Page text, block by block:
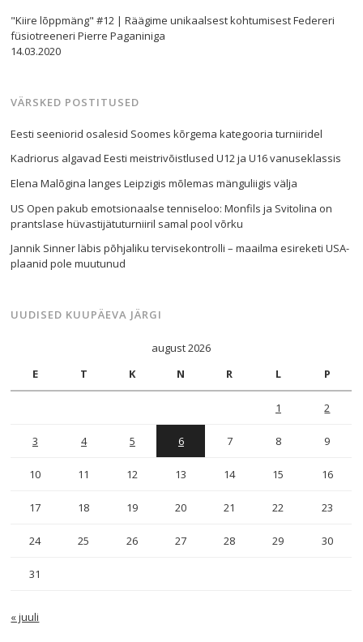
"Kiire lõppmäng" #12 | Räägime unikaalsest kohtumisest Federeri
füsiotreeneri Pierre Paganiniga
14.03.2020
VÄRSKED POSTITUSED
Eesti seeniorid osalesid Soomes kõrgema kategooria turniiridel
Kadriorus algavad Eesti meistrivõistlused U12 ja U16 vanuseklassis
Elena Malõgina langes Leipzigis mõlemas mänguliigis välja
US Open pakub emotsionaalse tenniseloo: Monfils ja Svitolina on
prantslase hüvastijätuturniiril samal pool võrku
Jannik Sinner läbis põhjaliku tervisekontrolli – maailma esireketi USA-
plaanid pole muutunud
UUDISED KUUPÄEVA JÄRGI
august 2026
E
T K N R L P
1 2
3 4 5 6 7 8 9
10 11 12 13 14 15 16
17 18 19 20 21 22 23
24 25 26 27 28 29 30
31
« juuli